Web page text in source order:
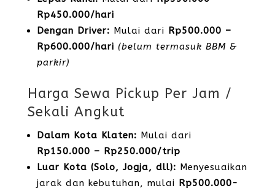
Rp450.000/hari
Dengan Driver: Mulai dari Rp500.000 –
Rp600.000/hari (belum termasuk BBM &
parkir)
Harga Sewa Pickup Per Jam /
Sekali Angkut
Dalam Kota Klaten: Mulai dari
Rp150.000 – Rp250.000/trip
Luar Kota (Solo, Jogja, dll): Menyesuaikan
jarak dan kebutuhan, mulai Rp500.000-